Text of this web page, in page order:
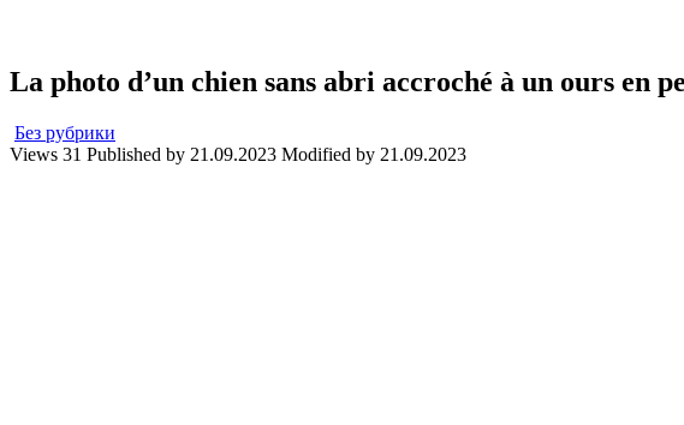
La photo d’un chien sans abri accroché à un ours en
Без рубрики
Views 31 Published by 21.09.2023 Modified by 21.09.2023